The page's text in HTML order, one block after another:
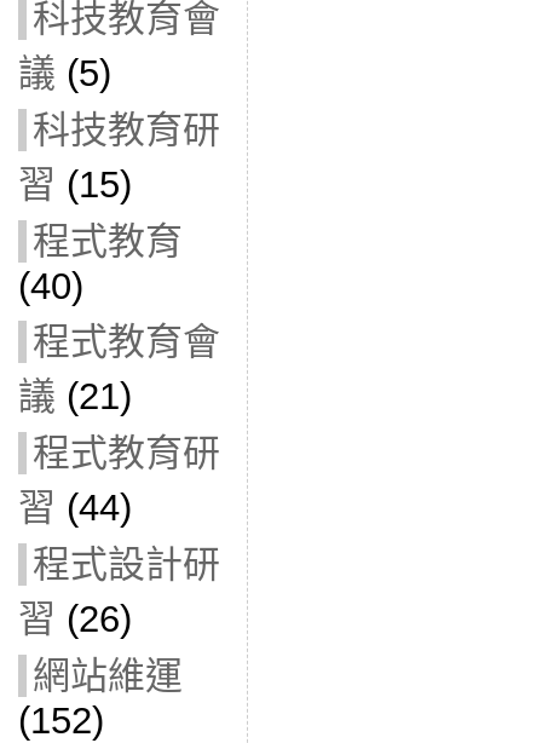
科技教育會
議 (5)
科技教育研
習 (15)
程式教育
(40)
程式教育會
議 (21)
程式教育研
習 (44)
程式設計研
習 (26)
網站維運
(152)